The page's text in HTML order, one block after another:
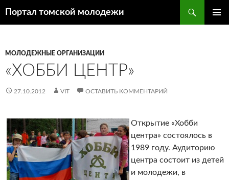
Портал томской молодежи
МОЛОДЕЖНЫЕ ОРГАНИЗАЦИИ
«ХОББИ ЦЕНТР»
27.10.2012 VIT ОСТАВИТЬ КОММЕНТАРИЙ
Открытие «Хобби
центра» состоялось в
1989 году. Аудиторию
центра состоит из детей
и молодежи, в